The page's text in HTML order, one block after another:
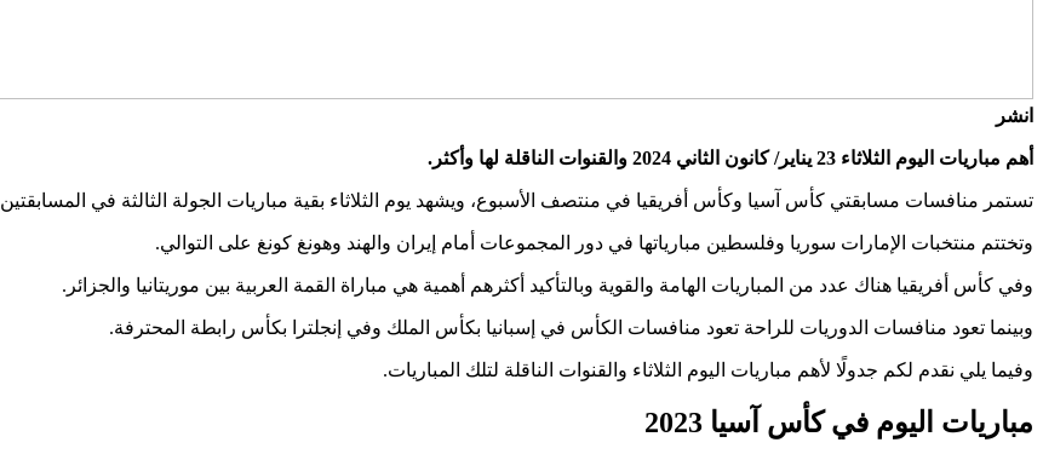
انشر
أهم مباريات اليوم الثلاثاء 23 يناير/ كانون الثاني 2024 والقنوات الناقلة لها وأكثر.
تستمر منافسات مسابقتي كأس آسيا وكأس أفريقيا في منتصف الأسبوع، ويشهد يوم الثلاثاء بقية مباريات الجولة الثالثة في المسابقتين
وتختتم منتخبات الإمارات سوريا وفلسطين مبارياتها في دور المجموعات أمام إيران والهند وهونغ كونغ على التوالي.
وفي كأس أفريقيا هناك عدد من المباريات الهامة والقوية وبالتأكيد أكثرهم أهمية هي مباراة القمة العربية بين موريتانيا والجزائر.
وبينما تعود منافسات الدوريات للراحة تعود منافسات الكأس في إسبانيا بكأس الملك وفي إنجلترا بكأس رابطة المحترفة.
وفيما يلي نقدم لكم جدولًا لأهم مباريات اليوم الثلاثاء والقنوات الناقلة لتلك المباريات.
مباريات اليوم في كأس آسيا 2023